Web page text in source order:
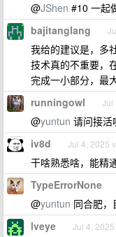
@JShen #10 一起
bajitanglang
我给的建议是，多
技术真的不重要，
完成一小部分，最
runningowl Jul
@yuntun 请问接活
iv8d Jul 4, 2025
干啥熟悉啥，能精
TypeErrorNone
@yuntun 同合肥，
lveye Jul 4, 2025